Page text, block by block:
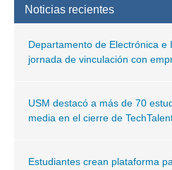
Noticias recientes
Departamento de Electrónica e
jornada de vinculación con
USM destacó a más de 70
media en el cierre de
Estudiantes crean plataforma